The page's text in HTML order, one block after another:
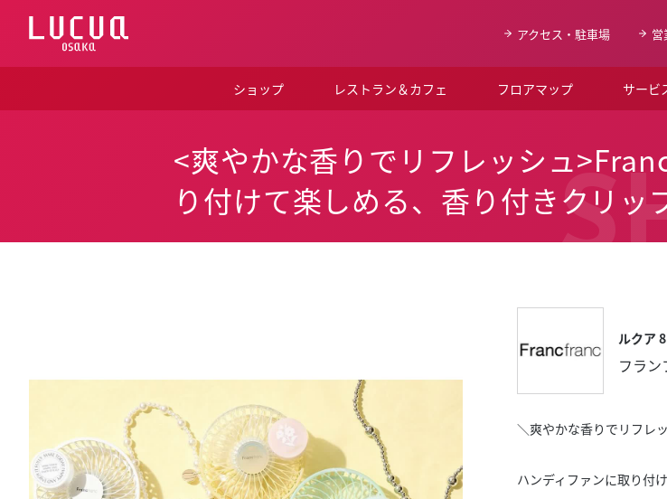
ス
アクセス・駐車場 営
ショップ レストラン＆カフェ フロアマップ サービ
<爽やかな香りでリフレッシュ
り付けて楽しめる、香り付きクリッ
ルクア
フラン
＼爽やかな香りでリフレ
ハンディファンに取り付